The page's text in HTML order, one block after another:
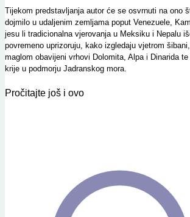
Tijekom predstavljanja autor će se osvrnuti na ono
dojmilo u udaljenim zemljama poput Venezuele,
jesu li tradicionalna vjerovanja u Meksiku i Nepalu
povremeno uprizoruju, kako izgledaju vjetrom
maglom obavijeni vrhovi Dolomita, Alpa i Dinarida
krije u podmorju Jadranskog mora.
Pročitajte još i ovo